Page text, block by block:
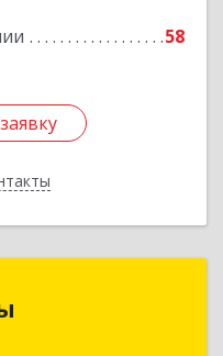
58
г, Крымская ул,